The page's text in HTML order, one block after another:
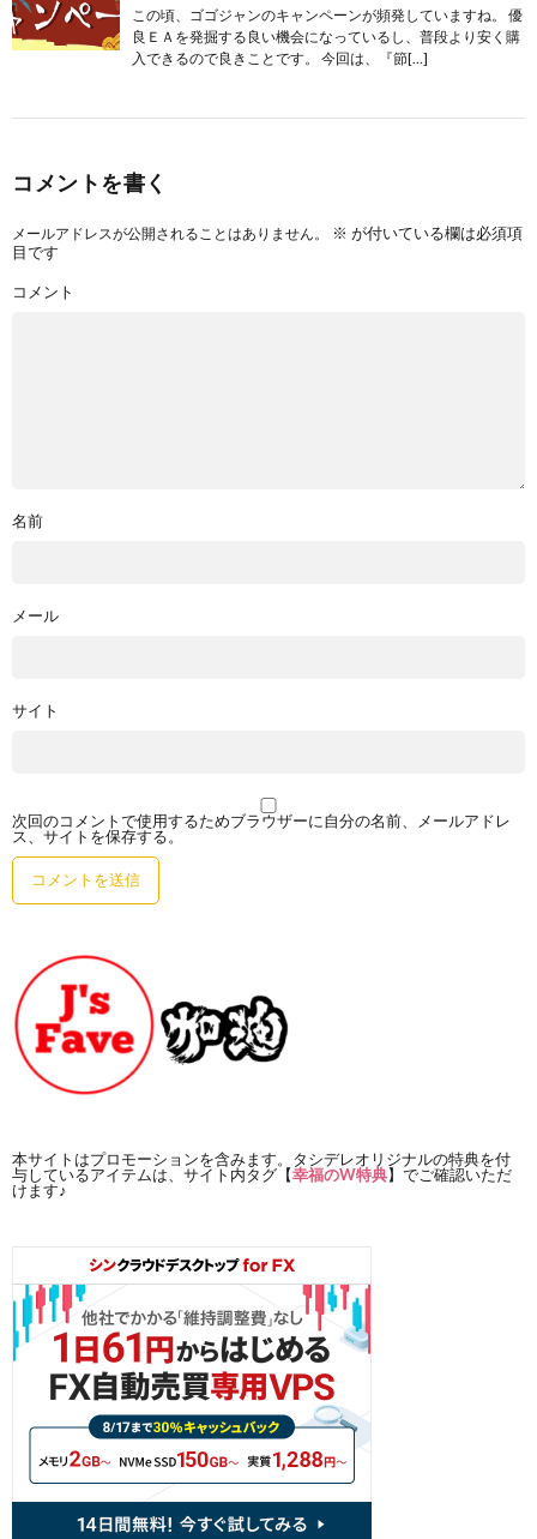
この頃、ゴゴジャンのキャンペーンが頻発していますね。 優
良ＥＡを発掘する良い機会になっているし、普段より安く購
入できるので良きことです。 今回は、『節[…]
コメントを書く
メールアドレスが公開されることはありません。 ※ が付いている欄は必須項
目です
コメント
名前
メール
サイト
次回のコメントで使用するためブラウザーに自分の名前、メールアドレ
ス、サイトを保存する。
本サイトはプロモーションを含みます。タシデレオリジナルの特典を付
与しているアイテムは、サイト内タグ【幸福のW特典】でご確認いただ
けます♪